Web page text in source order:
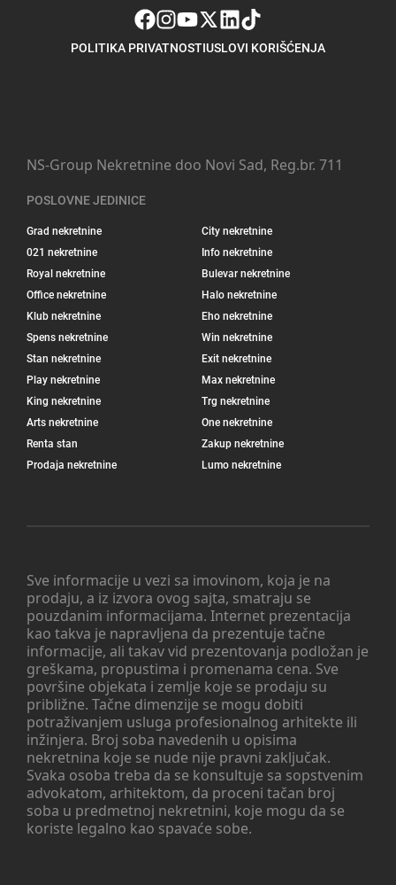
POLITIKA PRIVATNOSTIUSLOVI KORIŠĆENJA
Sve informacije u vezi sa imovinom, koja je na
prodaju, a iz izvora ovog sajta, smatraju se
pouzdanim informacijama. Internet prezentacija
kao takva je napravljena da prezentuje tačne
informacije, ali takav vid prezentovanja podložan je
greškama, propustima i promenama cena. Sve
površine objekata i zemlje koje se prodaju su
približne. Tačne dimenzije se mogu dobiti
potraživanjem usluga profesionalnog arhitekte ili
inžinjera. Broj soba navedenih u opisima
nekretnina koje se nude nije pravni zaključak.
Svaka osoba treba da se konsultuje sa sopstvenim
advokatom, arhitektom, da proceni tačan broj
soba u predmetnoj nekretnini, koje mogu da se
koriste legalno kao spavaće sobe.
NS-Group Nekretnine doo Novi Sad, Reg.br. 711
POSLOVNE JEDINICE
Grad nekretnine
City nekretnine
021 nekretnine
Info nekretnine
Royal nekretnine
Bulevar nekretnine
Office nekretnine
Halo nekretnine
Klub nekretnine
Eho nekretnine
Spens nekretnine
Win nekretnine
Stan nekretnine
Exit nekretnine
Play nekretnine
Max nekretnine
King nekretnine
Trg nekretnine
Arts nekretnine
One nekretnine
Renta stan
Zakup nekretnine
Prodaja nekretnine
Lumo nekretnine